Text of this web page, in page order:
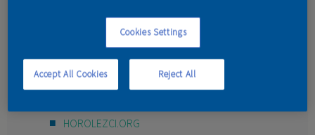
Jan Schmiedhuber
Projekty pozemního stavitelství
easyowl s.r.o.
HOROLEZCI.ORG
Cookies Settings
Reject All
Accept All Cookies